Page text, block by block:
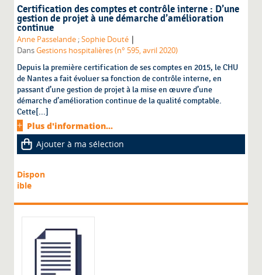
Certification des comptes et contrôle interne : D’une
gestion de projet à une démarche d’amélioration
continue
Anne Passelande ;Sophie Douté |
DansGestions hospitalières (n° 595, avril 2020)
Depuis la première certification de ses comptes en 2015, le CHU
de Nantes a fait évoluer sa fonction de contrôle interne, en
passant d’une gestion de projet à la mise en œuvre d’une
démarche d’amélioration continue de la qualité comptable.
Cette[...]
Plus d'information...
Ajouter à ma sélection
Dispon
ible